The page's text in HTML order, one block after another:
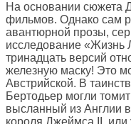
На основании сюжета
фильмов. Однако сам
авантюрной прозы,
исследование «Жизнь
тринадцать версий
железную маску! Это
Австрийской. В
Бертодьер могли
высланный из Англии
короля Джеймса II,